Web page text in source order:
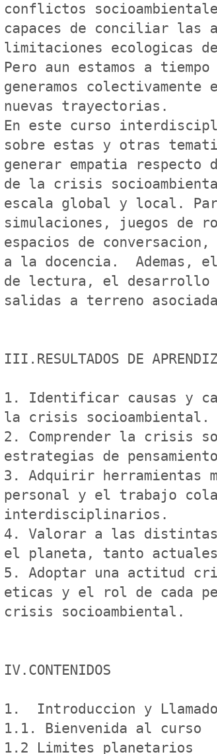
conflictos
capaces de conciliar las
limitaciones ecologicas
Pero aun estamos a
generamos
nuevas trayectorias.
En este curso
sobre estas y otras
generar empatia respecto
de la crisis
escala global y local.
simulaciones, juegos de
espacios de
a la docencia.  Ademas,
de lectura, el desarrollo
salidas a terreno
III.RESULTADOS DE
1. Identificar causas y
la crisis socioambiental.
2. Comprender la crisis
estrategias de
3. Adquirir herramientas
personal y el trabajo
interdisciplinarios.
4. Valorar a las distintas
el planeta, tanto
5. Adoptar una actitud
eticas y el rol de cada
crisis socioambiental.
IV.CONTENIDOS
1.  Introduccion y
1.1. Bienvenida al curso
1.2 Limites planetarios